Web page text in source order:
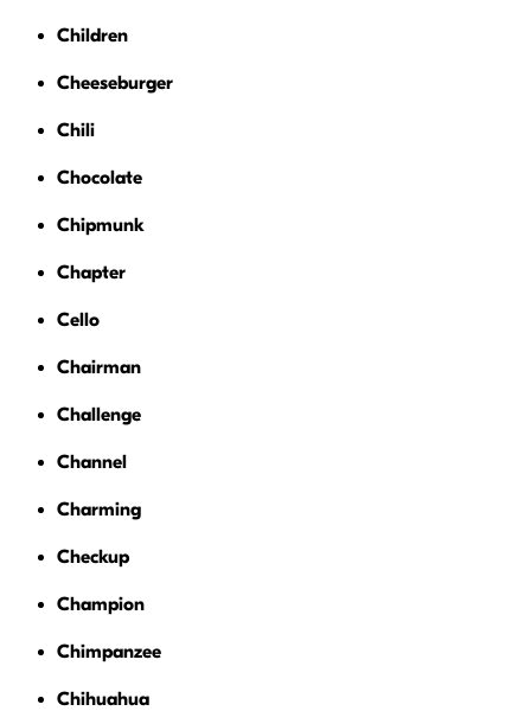
Children
Cheeseburger
Chili
Chocolate
Chipmunk
Chapter
Cello
Chairman
Challenge
Channel
Charming
Checkup
Champion
Chimpanzee
Chihuahua